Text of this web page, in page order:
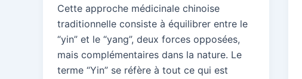
Cette approche médicinale chinoise
traditionnelle consiste à équilibrer entre le
“yin” et le “yang”, deux forces opposées,
mais complémentaires dans la nature. Le
terme “Yin” se réfère à tout ce qui est